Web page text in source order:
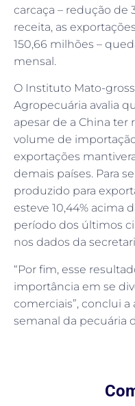
carcaça – redução de
receita, as
150,66 milhões –
mensal.
O Instituto Mato-
Agropecuária avalia
apesar de a China ter
volume de
exportações
demais países. Para
produzido para
esteve 10,44% acima
período dos últimos
nos dados da
“Por fim, esse
importância em se
comerciais”, conclui
semanal da pecuária